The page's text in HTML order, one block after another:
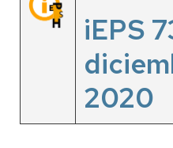
iEPS
2020